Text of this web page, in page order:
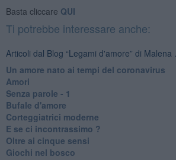
Basta cliccare QUI
Ti potrebbe interessare anche:
Articoli dal Blog “Legami d'amore” di Malena ...
Un amore nato ai tempi del coronavirus
Amori
Senza parole - 1
Bufale d'amore
Corteggiatrici moderne
E se ci incontrassimo ?
Oltre ai cinque sensi
Giochi nel bosco